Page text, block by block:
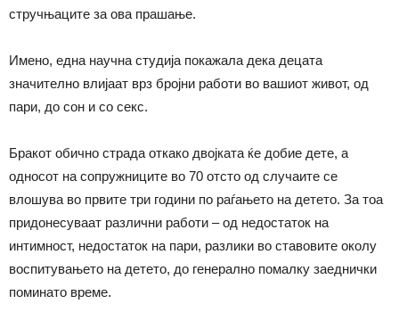
стручњаците за ова прашање.
Имено, една научна студија покажала дека децата
значително влијаат врз бројни работи во вашиот живот, од
пари, до сон и со секс.
Бракот обично страда откако двојката ќе добие дете, а
односот на сопружниците во 70 отсто од случаите се
влошува во првите три години по раѓањето на детето. За тоа
придонесуваат различни работи – од недостаток на
интимност, недостаток на пари, разлики во ставовите околу
воспитувањето на детето, до генерално помалку заеднички
поминато време.